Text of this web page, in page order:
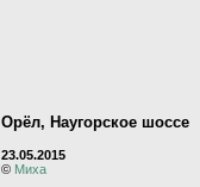
Орёл, Наугорское шоссе
23.05.2015
© Миха